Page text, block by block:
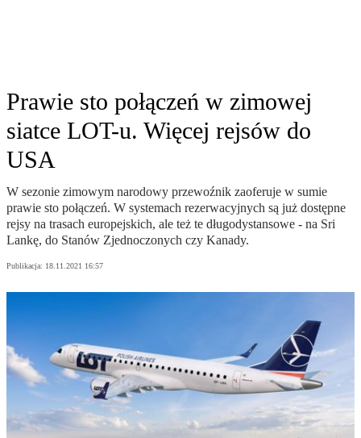
Prawie sto połączeń w zimowej
siatce LOT-u. Więcej rejsów do
USA
W sezonie zimowym narodowy przewoźnik zaoferuje w sumie
prawie sto połączeń. W systemach rezerwacyjnych są już dostępne
rejsy na trasach europejskich, ale też te długodystansowe - na Sri
Lankę, do Stanów Zjednoczonych czy Kanady.
Publikacja: 18.11.2021 16:57